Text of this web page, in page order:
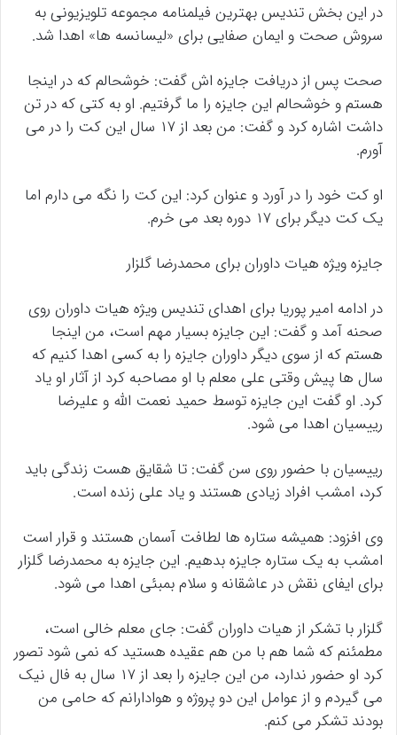
در این بخش تندیس بهترین فیلمنامه مجموعه تلویزیونی به
سروش صحت و ایمان صفایی برای «لیسانسه ها» اهدا شد.
صحت پس از دریافت جایزه اش گفت: خوشحالم که در اینجا
هستم و خوشحالم این جایزه را ما گرفتیم. او به کتی که در تن
داشت اشاره کرد و گفت: من بعد از ۱۷ سال این کت را در می
آورم.
او کت خود را در آورد و عنوان کرد: این کت را نگه می دارم اما
یک کت دیگر برای ۱۷ دوره بعد می خرم.
جایزه ویژه هیات داوران برای محمدرضا گلزار
در ادامه امیر پوریا برای اهدای تندیس ویژه هیات داوران روی
صحنه آمد و گفت: این جایزه بسیار مهم است، من اینجا
هستم که از سوی دیگر داوران جایزه را به کسی اهدا کنیم که
سال ها پیش وقتی علی معلم با او مصاحبه کرد از آثار او یاد
کرد. او گفت این جایزه توسط حمید نعمت الله و علیرضا
رییسیان اهدا می شود.
رییسیان با حضور روی سن گفت: تا شقایق هست زندگی باید
کرد، امشب افراد زیادی هستند و یاد علی زنده است.
وی افزود: همیشه ستاره ها لطافت آسمان هستند و قرار است
امشب به یک ستاره جایزه بدهیم. این جایزه به محمدرضا گلزار
برای ایفای نقش در عاشقانه و سلام بمبئی اهدا می شود.
گلزار با تشکر از هیات داوران گفت: جای معلم خالی است،
مطمئنم که شما هم با من هم عقیده هستید که نمی شود تصور
کرد او حضور ندارد، من این جایزه را بعد از ۱۷ سال به فال نیک
می گیردم و از عوامل این دو پروژه و هوادارانم که حامی من
بودند تشکر می کنم.